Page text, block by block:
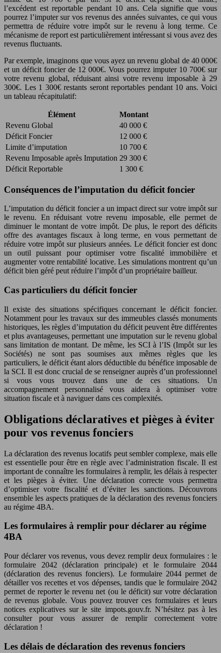
l’excédent est reportable pendant 10 ans. Cela signifie que vous
pourrez l’imputer sur vos revenus des années suivantes, ce qui vous
permettra de réduire votre impôt sur le revenu à long terme. Ce
mécanisme de report est particulièrement intéressant si vous avez des
revenus fluctuants.
Par exemple, imaginons que vous ayez un revenu global de 40 000€
et un déficit foncier de 12 000€. Vous pourrez imputer 10 700€ sur
votre revenu global, réduisant ainsi votre revenu imposable à 29
300€. Les 1 300€ restants seront reportables pendant 10 ans. Voici
un tableau récapitulatif:
Élément
Montant
Revenu Global
40 000 €
Déficit Foncier
12 000 €
Limite d’imputation
10 700 €
Revenu Imposable après Imputation 29 300 €
Déficit Reportable
1 300 €
Conséquences de l’imputation du déficit foncier
L’imputation du déficit foncier a un impact direct sur votre impôt sur
le revenu. En réduisant votre revenu imposable, elle permet de
diminuer le montant de votre impôt. De plus, le report des déficits
offre des avantages fiscaux à long terme, en vous permettant de
réduire votre impôt sur plusieurs années. Le déficit foncier est donc
un outil puissant pour optimiser votre fiscalité immobilière et
augmenter votre rentabilité locative. Les simulations montrent qu’un
déficit bien géré peut réduire l’impôt d’un propriétaire bailleur.
Cas particuliers du déficit foncier
Il existe des situations spécifiques concernant le déficit foncier.
Notamment pour les travaux sur des immeubles classés monuments
historiques, les règles d’imputation du déficit peuvent être différentes
et plus avantageuses, permettant une imputation sur le revenu global
sans limitation de montant. De même, les SCI à l’IS (Impôt sur les
Sociétés) ne sont pas soumises aux mêmes règles que les
particuliers, le déficit étant alors déductible du bénéfice imposable de
la SCI. Il est donc crucial de se renseigner auprès d’un professionnel
si vous vous trouvez dans une de ces situations. Un
accompagnement personnalisé vous aidera à optimiser votre
situation fiscale et à naviguer dans ces complexités.
Obligations déclaratives et pièges à éviter
pour vos revenus fonciers
La déclaration des revenus locatifs peut sembler complexe, mais elle
est essentielle pour être en règle avec l’administration fiscale. Il est
important de connaître les formulaires à remplir, les délais à respecter
et les pièges à éviter. Une déclaration correcte vous permettra
d’optimiser votre fiscalité et d’éviter les sanctions. Découvrons
ensemble les aspects pratiques de la déclaration des revenus fonciers
au régime 4BA.
Les formulaires à remplir pour déclarer au régime
4BA
Pour déclarer vos revenus, vous devez remplir deux formulaires : le
formulaire 2042 (déclaration principale) et le formulaire 2044
(déclaration des revenus fonciers). Le formulaire 2044 permet de
détailler vos recettes et vos dépenses, tandis que le formulaire 2042
permet de reporter le revenu net (ou le déficit) sur votre déclaration
de revenus globale. Vous pouvez trouver ces formulaires et leurs
notices explicatives sur le site impots.gouv.fr. N’hésitez pas à les
consulter pour vous assurer de remplir correctement votre
déclaration !
Les délais de déclaration des revenus fonciers